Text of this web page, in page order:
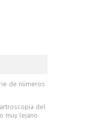
de números
del
muy lejano